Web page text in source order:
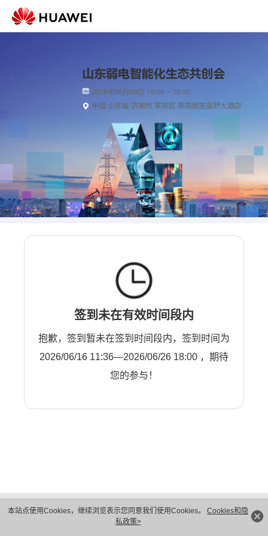
本站点使用Cookies，继续浏览表示您同意我们使用Cookies。 Cookies和隐
私政策>
签到未在有效时间段内
抱歉，签到暂未在签到时间段内，签到时间为
2026/06/16 11:36—2026/06/26 18:00 ，期待
您的参与！
隐私保护
法律声明